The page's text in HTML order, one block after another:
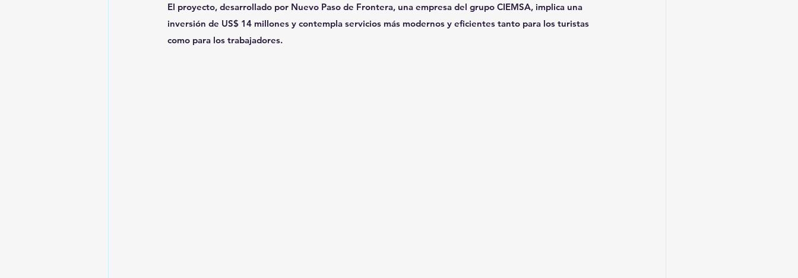
El proyecto, desarrollado por Nuevo Paso de Frontera, una empresa del grupo CIEMSA, implica una
inversión de US$ 14 millones y contempla servicios más modernos y eficientes tanto para los turistas
como para los trabajadores.